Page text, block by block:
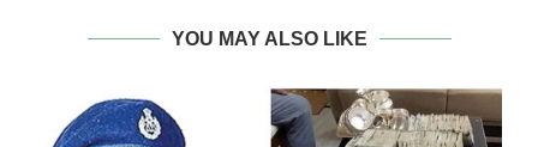
YOU MAY ALSO LIKE